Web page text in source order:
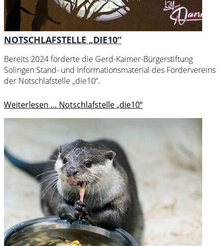
NOTSCHLAFSTELLE „DIE10“
Bereits 2024 förderte die Gerd-Kaimer-Bürgerstiftung
Solingen Stand- und Informationsmaterial des Fördervereins
der Notschlafstelle „die10“.
Weiterlesen … Notschlafstelle „die10“